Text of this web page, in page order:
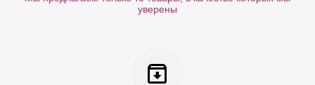
уверены